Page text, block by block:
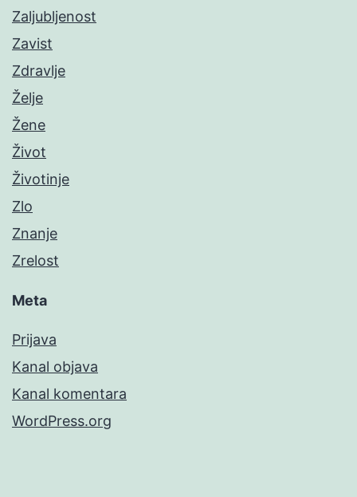
Zaljubljenost
Zavist
Zdravlje
Želje
Žene
Život
Životinje
Zlo
Znanje
Zrelost
Meta
Prijava
Kanal objava
Kanal komentara
WordPress.org